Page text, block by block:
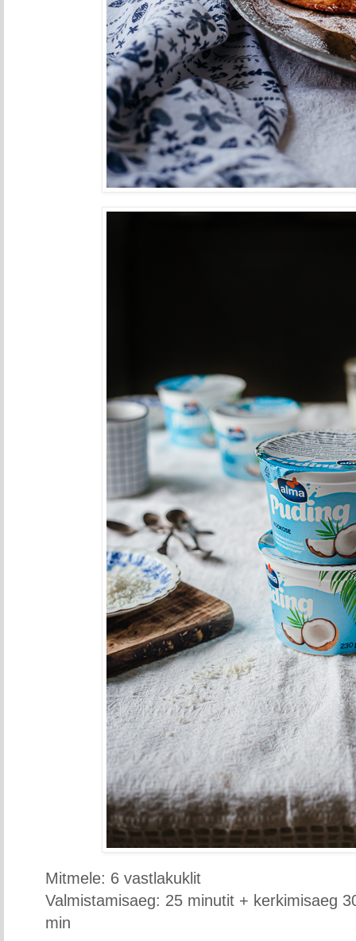
Mitmele: 6 vastlakuklit
Valmistamisaeg: 25 minutit + kerkimisaeg
min